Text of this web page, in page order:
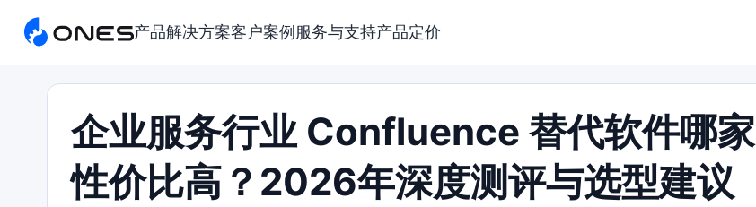
产品解决方案客户案例 服务与支持产品定价
企业服务行业 Confluence 替代软件哪家
性价比高？2026年深度测评与选型建议